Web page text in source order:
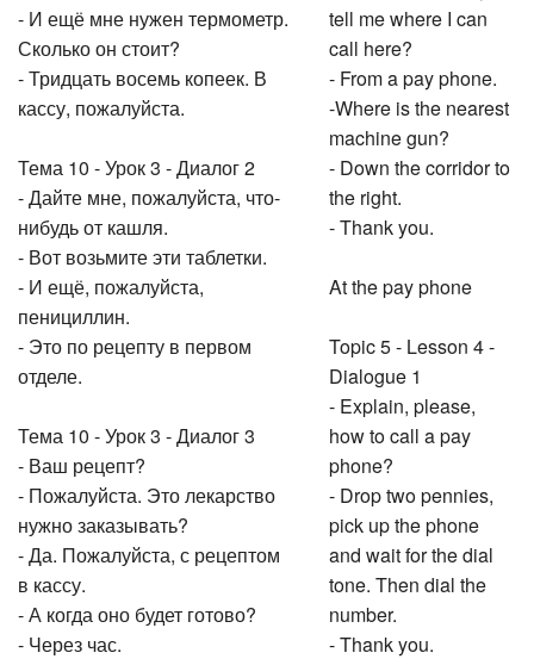
- И ещё мне нужен термометр.
Сколько он стоит?
- Тридцать восемь копеек. В
кассу, пожалуйста.
Тема 10 - Урок 3 - Диалог 2
- Дайте мне, пожалуйста, что-
нибудь от кашля.
- Вот возьмите эти таблетки.
- И ещё, пожалуйста,
пенициллин.
- Это по рецепту в первом
отделе.
Тема 10 - Урок 3 - Диалог 3
- Ваш рецепт?
- Пожалуйста. Это лекарство
нужно заказывать?
- Да. Пожалуйста, с рецептом
в кассу.
- А когда оно будет готово?
- Через час.
tell me where I can
call here?
- From a pay phone.
-Where is the nearest
machine gun?
- Down the corridor to
the right.
- Thank you.
At the pay phone
Topic 5 - Lesson 4 -
Dialogue 1
- Explain, please,
how to call a pay
phone?
- Drop two pennies,
pick up the phone
and wait for the dial
tone. Then dial the
number.
- Thank you.